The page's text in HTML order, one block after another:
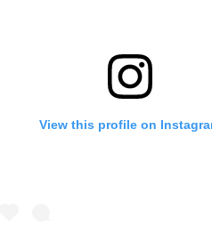
View this profile on